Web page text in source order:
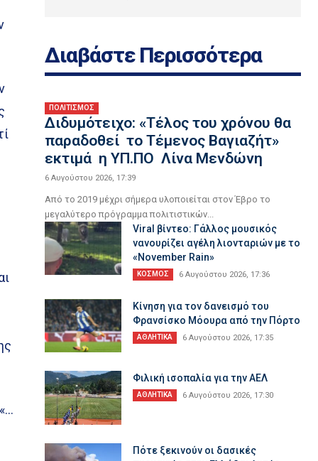
Διαβάστε Περισσότερα
ΠΟΛΙΤΙΣΜΟΣ
Διδυμότειχο: «Τέλος του χρόνου θα
παραδοθεί το Τέμενος Βαγιαζήτ»
εκτιμά η ΥΠ.ΠΟ Λίνα Μενδώνη
6 Αυγούστου 2026, 17:39
Από το 2019 μέχρι σήμερα υλοποιείται στον Έβρο το
μεγαλύτερο πρόγραμμα πολιτιστικών...
Viral βίντεο: Γάλλος μουσικός
νανουρίζει αγέλη λιονταριών με το
«November Rain»
ΚΟΣΜΟΣ 6 Αυγούστου 2026, 17:36
Κίνηση για τον δανεισμό του
Φρανσίσκο Μόουρα από την Πόρτο
ΑΘΛΗΤΙΚΑ 6 Αυγούστου 2026, 17:35
Φιλική ισοπαλία για την ΑΕΛ
ΑΘΛΗΤΙΚΑ 6 Αυγούστου 2026, 17:30
Πότε ξεκινούν οι δασικές